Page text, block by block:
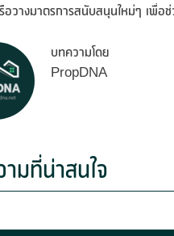
อวางมาตรการสนับสนุนใหม่ๆ เพื่อ
บทความโดย
PropDNA
มที่น่าสนใจ